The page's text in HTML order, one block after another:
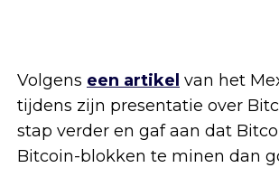
Volgens een artikel van het
tijdens zijn presentatie over
stap verder en gaf aan dat
Bitcoin-blokken te minen dan